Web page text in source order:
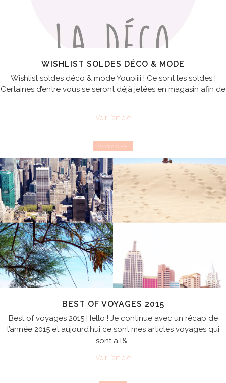
WISHLIST SOLDES DÉCO & MODE
Wishlist soldes déco & mode Youpiiii ! Ce sont les soldes !
Certaines d’entre vous se seront déjà jetées en magasin afin de
…
Voir l’article
VOYAGES
BEST OF VOYAGES 2015
Best of voyages 2015 Hello ! Je continue avec un récap de
l’année 2015 et aujourd’hui ce sont mes articles voyages qui
sont à l&…
Voir l’article